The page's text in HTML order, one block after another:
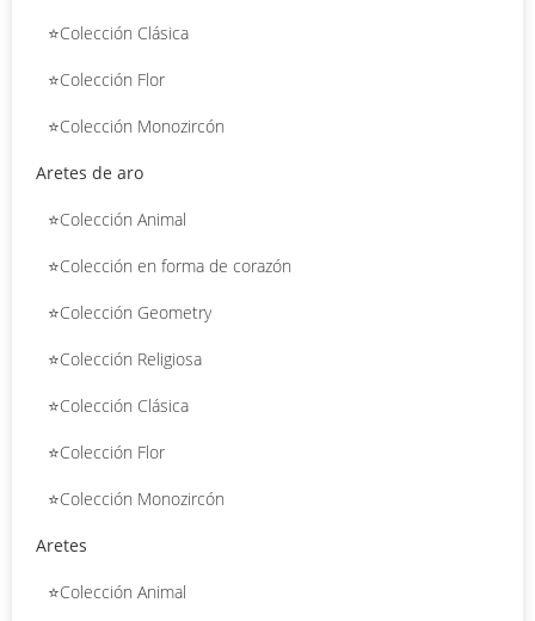
⭐Colección Clásica
⭐Colección Flor
⭐Colección Monozircón
Aretes de aro
⭐Colección Animal
⭐Colección en forma de corazón
⭐Colección Geometry
⭐Colección Religiosa
⭐Colección Clásica
⭐Colección Flor
⭐Colección Monozircón
Aretes
⭐Colección Animal